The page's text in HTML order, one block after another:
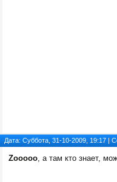
Дата: Суббота, 31-10-2009, 19:17 |
Zooooo, а там кто знает,